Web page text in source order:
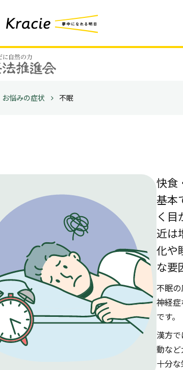
お悩みの症状 不眠
快食
基本
く目
近は
化や
な要
不眠
神経
です。
漢方
動な
十分